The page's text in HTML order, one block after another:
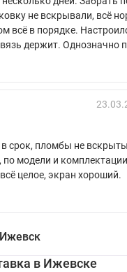
не вскрывали, всё
всё в порядке.
держит. Однозначно
срок, пломбы не
по модели и
целое, экран хороший.
в Ижевске